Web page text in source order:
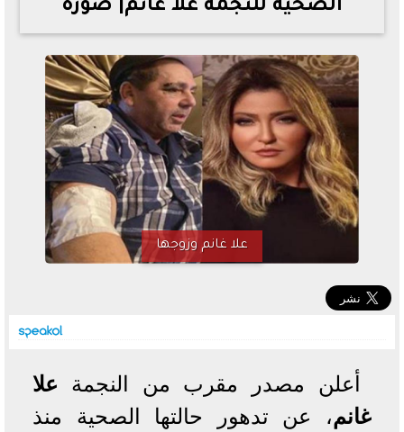
تصرف مثير من ميسي ونجوم الأرجنتين قبل مواجهة مصر
- 2026
تحسن حالة فضل شاكر الصحية وخروجه من المستشفى |
تفاصيل
أسعار الحديد والأسمنت اليوم الإثنين 6 - 7 - 2026
الصحية للنجمة علا غانم| صورة
علا غانم وزوجها
أعلن مصدر مقرب من النجمة علا
غانم، عن تدهور حالتها الصحية منذ